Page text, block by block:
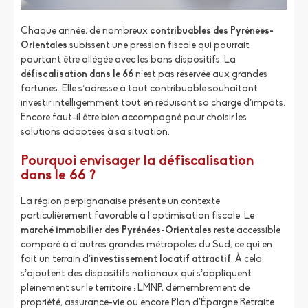
Chaque année, de nombreux contribuables des Pyrénées-
Orientales subissent une pression fiscale qui pourrait
pourtant être allégée avec les bons dispositifs. La
défiscalisation dans le 66 n’est pas réservée aux grandes
fortunes. Elle s’adresse à tout contribuable souhaitant
investir intelligemment tout en réduisant sa charge d’impôts.
Encore faut-il être bien accompagné pour choisir les
solutions adaptées à sa situation.
Pourquoi envisager la défiscalisation
dans le 66 ?
La région perpignanaise présente un contexte
particulièrement favorable à l’optimisation fiscale. Le
marché immobilier des Pyrénées-Orientales reste accessible
comparé à d’autres grandes métropoles du Sud, ce qui en
fait un terrain d’investissement locatif attractif. À cela
s’ajoutent des dispositifs nationaux qui s’appliquent
pleinement sur le territoire : LMNP, démembrement de
propriété, assurance-vie ou encore Plan d’Épargne Retraite